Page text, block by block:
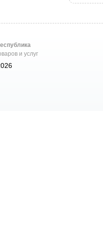
и услуг